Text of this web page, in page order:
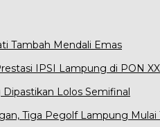
Tambah Mendali Emas
IPSI Lampung di PON
Lolos Semifinal
Tiga Pegolf Lampung Mulai